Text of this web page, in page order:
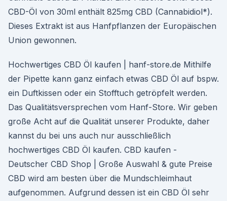
CBD-Öl von 30ml enthält 825mg CBD (Cannabidiol*).
Dieses Extrakt ist aus Hanfpflanzen der Europäischen
Union gewonnen.
Hochwertiges CBD Öl kaufen | hanf-store.de Mithilfe
der Pipette kann ganz einfach etwas CBD Öl auf bspw.
ein Duftkissen oder ein Stofftuch getröpfelt werden.
Das Qualitätsversprechen vom Hanf-Store. Wir geben
große Acht auf die Qualität unserer Produkte, daher
kannst du bei uns auch nur ausschließlich
hochwertiges CBD Öl kaufen. CBD kaufen -
Deutscher CBD Shop | Große Auswahl & gute Preise
CBD wird am besten über die Mundschleimhaut
aufgenommen. Aufgrund dessen ist ein CBD Öl sehr